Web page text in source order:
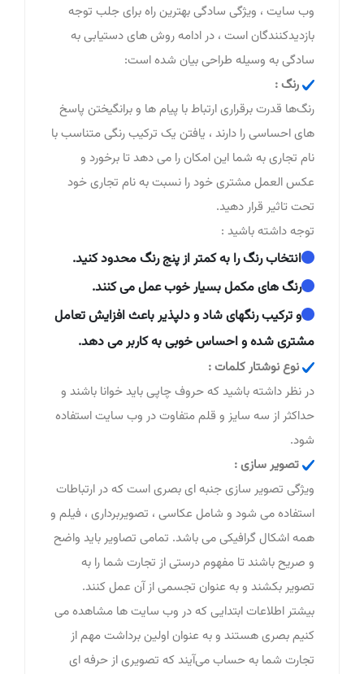
وب سایت ، ویژگی سادگی بهترین راه برای جلب توجه
بازدیدکنندگان است ، در ادامه روش های دستیابی به
سادگی به وسیله طراحی بیان شده است:
رنگ :
رنگ‌ها قدرت برقراری ارتباط با پیام ها و برانگیختن پاسخ
های احساسی را دارند ، یافتن یک ترکیب رنگی متناسب با
نام تجاری به شما این امکان را می دهد تا برخورد و
عکس العمل مشتری خود را نسبت به نام تجاری خود
تحت تاثیر قرار دهید.
توجه داشته باشید :
انتخاب رنگ را به کمتر از پنج رنگ محدود کنید.
رنگ های مکمل بسیار خوب عمل می کنند.
و ترکیب رنگهای شاد و دلپذیر باعث افزایش تعامل
مشتری شده و احساس خوبی به کاربر می دهد.
نوع نوشتار کلمات :
در نظر داشته باشید که حروف چاپی باید خوانا باشند و
حداکثر از سه سایز و قلم متفاوت در وب سایت استفاده
شود.
تصویر سازی :
ویژگی تصویر سازی جنبه ای بصری است که در ارتباطات
استفاده می شود و شامل عکاسی ، تصویربرداری ، فیلم و
همه اشکال گرافیکی می باشد. تمامی تصاویر باید واضح
و صریح باشند تا مفهوم درستی از تجارت شما را به
تصویر بکشند و به عنوان تجسمی از آن عمل کنند.
بیشتر اطلاعات ابتدایی که در وب سایت ها مشاهده می
کنیم بصری هستند و به عنوان اولین برداشت مهم از
تجارت شما به حساب می‌آیند که تصویری از حرفه ای